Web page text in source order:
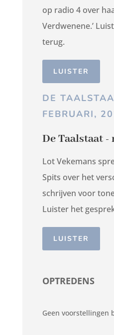
op radio 4 over
Verdwenene.’
terug.
LUISTER
DE
FEBRUARI,
De Taalstaat -
Lot Vekemans
Spits over het
schrijven voor
Luister het
LUISTER
OPTREDENS
Geen voorstellingen